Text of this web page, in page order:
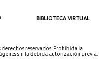
BIBLIOTECA VIRTUAL
derechos reservados. Prohibida la
sin la debida autorización previa.